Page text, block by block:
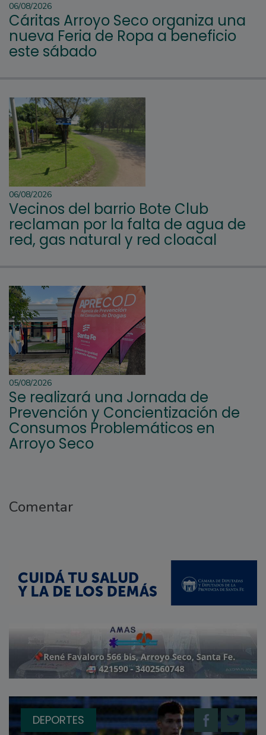
06/08/2026
Cáritas Arroyo Seco organiza una
nueva Feria de Ropa a beneficio
este sábado
06/08/2026
Vecinos del barrio Bote Club
reclaman por la falta de agua de
red, gas natural y red cloacal
05/08/2026
Se realizará una Jornada de
Prevención y Concientización de
Consumos Problemáticos en
Arroyo Seco
Comentar
DEPORTES